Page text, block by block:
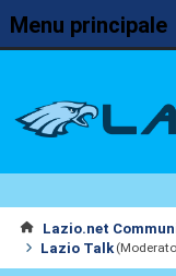
Menu principale
Lazio.net
Lazio Talk